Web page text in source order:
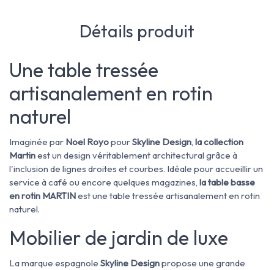
Détails produit
Une table tressée
artisanalement en rotin
naturel
Imaginée par Noel RoyopourSkyline Design, la collection
Martinest un design véritablement architectural grâce à
l'inclusion de lignes droites et courbes. Idéale pour accueillir un
service à café ou encore quelques magazines, la table basse
en rotin MARTINest une table tressée artisanalement en rotin
naturel.
Mobilier de jardin de luxe
La marque espagnole Skyline Designpropose une grande